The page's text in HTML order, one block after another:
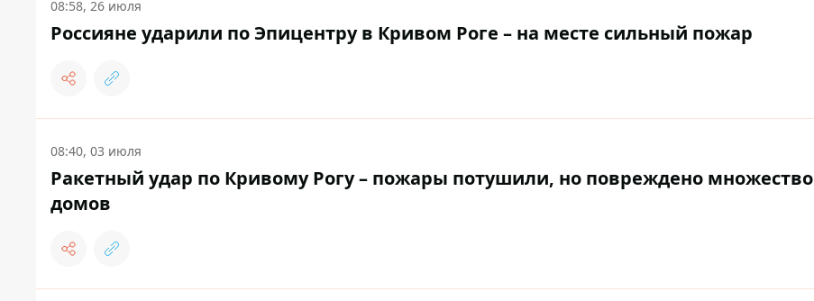
08:58, 26 июля
Россияне ударили по Эпицентру в Кривом Роге – на месте сильный пожар
08:40, 03 июля
Ракетный удар по Кривому Рогу – пожары потушили, но повреждено множество
домов